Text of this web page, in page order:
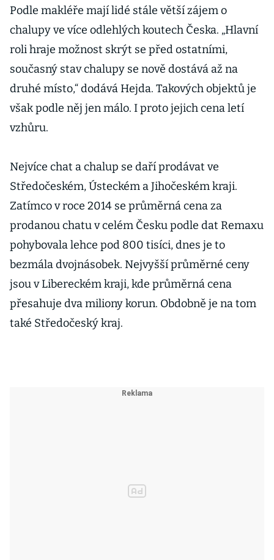
stavby na
opuštěných
místech
Podle makléře mají lidé stále větší zájem o
chalupy ve více odlehlých koutech Česka. „Hlavní
roli hraje možnost skrýt se před ostatními,
současný stav chalupy se nově dostává až na
druhé místo,“ dodává Hejda. Takových objektů je
však podle něj jen málo. I proto jejich cena letí
vzhůru.
Nejvíce chat a chalup se daří prodávat ve
Středočeském, Ústeckém a Jihočeském kraji.
Zatímco v roce 2014 se průměrná cena za
prodanou chatu v celém Česku podle dat Remaxu
pohybovala lehce pod 800 tisíci, dnes je to
bezmála dvojnásobek. Nejvyšší průměrné ceny
jsou v Libereckém kraji, kde průměrná cena
přesahuje dva miliony korun. Obdobně je na tom
také Středočeský kraj.